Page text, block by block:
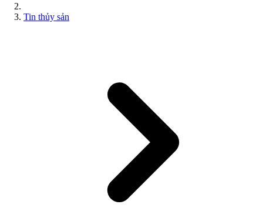
Tin thủy sản